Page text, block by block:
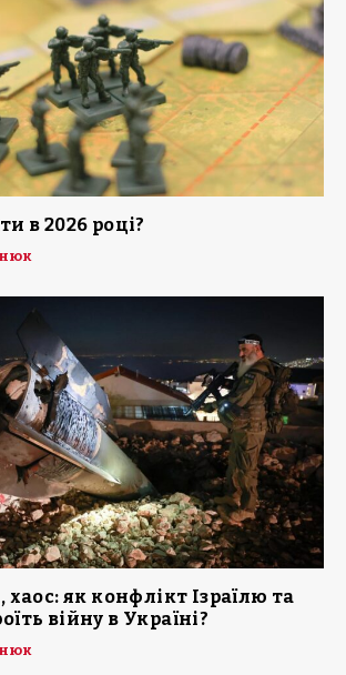
в 2026 році?
хаос: як конфлікт Ізраїлю та
війну в Україні?